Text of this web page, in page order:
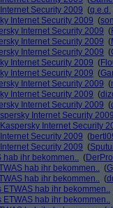
Security 2009 (q.e.d.
Internet Security 2009 (
Internet Security 2009 (
Internet Security 2009 (
Internet Security 2009 (
Internet Security 2009 (
Internet Security 2009 (
Internet Security 2009 (
Internet Security 2009 (
Internet Security 2009 (
Internet Security 2009
Internet Security
Security 2009 (
Security 2009 (
hab ihr bekommen.. (
hab ihr bekommen.. (
hab ihr bekommen.. (
ETWAS hab ihr bekommen..
ETWAS hab ihr bekommen..